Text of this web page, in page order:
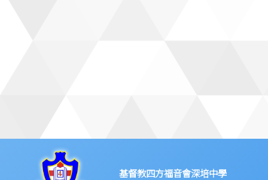
基督教四方福音會深培中學